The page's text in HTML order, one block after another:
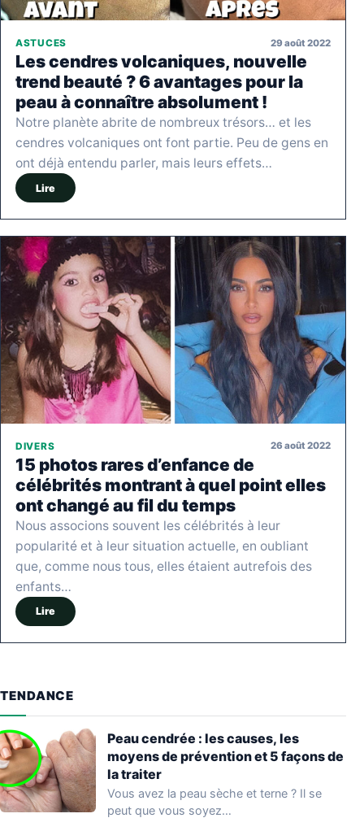
ASTUCES 29 août 2022
Les cendres volcaniques, nouvelle
trend beauté ? 6 avantages pour la
peau à connaître absolument !
Notre planète abrite de nombreux trésors… et les
cendres volcaniques ont font partie. Peu de gens en
ont déjà entendu parler, mais leurs effets…
Lire
DIVERS 26 août 2022
15 photos rares d’enfance de
célébrités montrant à quel point elles
ont changé au fil du temps
Nous associons souvent les célébrités à leur
popularité et à leur situation actuelle, en oubliant
que, comme nous tous, elles étaient autrefois des
enfants…
Lire
TENDANCE
Peau cendrée : les causes, les
moyens de prévention et 5 façons de
la traiter
Vous avez la peau sèche et terne ? Il se
peut que vous soyez…